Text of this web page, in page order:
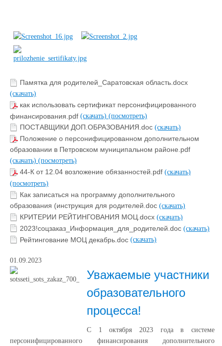
Памятка для родителей_Саратовская область.docx
(скачать)
как использовать сертификат персонифицированного
финансирования.pdf (скачать) (посмотреть)
ПОСТАВЩИКИ ДОП.ОБРАЗОВАНИЯ.doc (скачать)
Положение о персонифицированном дополнительном
образовании в Петровском муниципальном районе.pdf
(скачать) (посмотреть)
44-К от 12.04 возложение обязанностей.pdf (скачать)
(посмотреть)
Как записаться на программу дополнительного
образования (инструкция для родителей.doc (скачать)
КРИТЕРИИ РЕЙТИНГОВАНИЯ МОЦ.docx (скачать)
2023!соцзаказ_Информация_для_родителей.doc (скачать)
Рейтингование МОЦ декабрь.doc (скачать)
01.09.2023
Уважаемые участники
образовательного
процесса!
С 1 октября 2023 года в системе
персонифицированного финансирования дополнительного